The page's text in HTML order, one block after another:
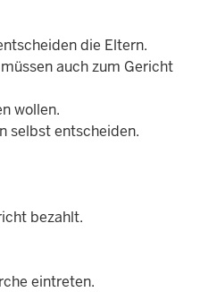
die Eltern.
auch zum Gericht
wollen.
selbst entscheiden.
bezahlt.
eintreten.